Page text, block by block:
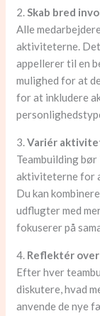
2.Skab bred
Alle
aktiviteterne.
appellerer til en
mulighed for at
for at inkludere
3.Variér
Teambuilding
aktiviteterne for
Du kan
udflugter med
fokuserer på
4. Reflektér
Efter hver
diskutere, hvad
anvende de nye